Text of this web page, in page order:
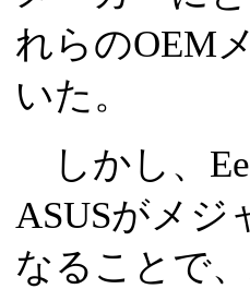
れらのOEM
いた。
しかし、
ASUSがメジ
なることで